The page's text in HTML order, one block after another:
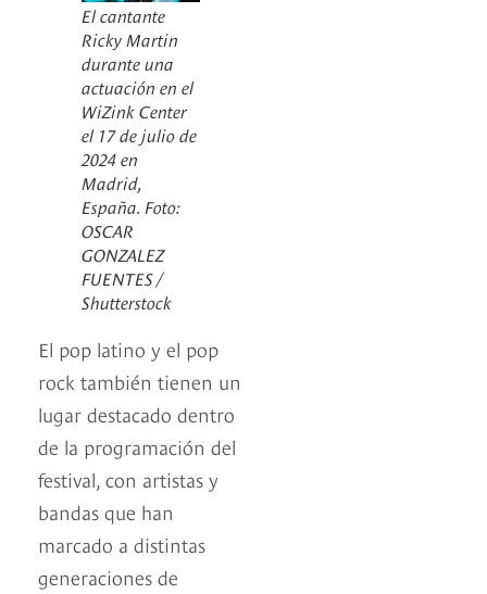
El cantante
Ricky Martin
durante una
actuación en el
WiZink Center
el 17 de julio de
2024 en
Madrid,
España. Foto:
OSCAR
GONZALEZ
FUENTES /
Shutterstock
El pop latino y el pop
rock también tienen un
lugar destacado dentro
de la programación del
festival, con artistas y
bandas que han
marcado a distintas
generaciones de